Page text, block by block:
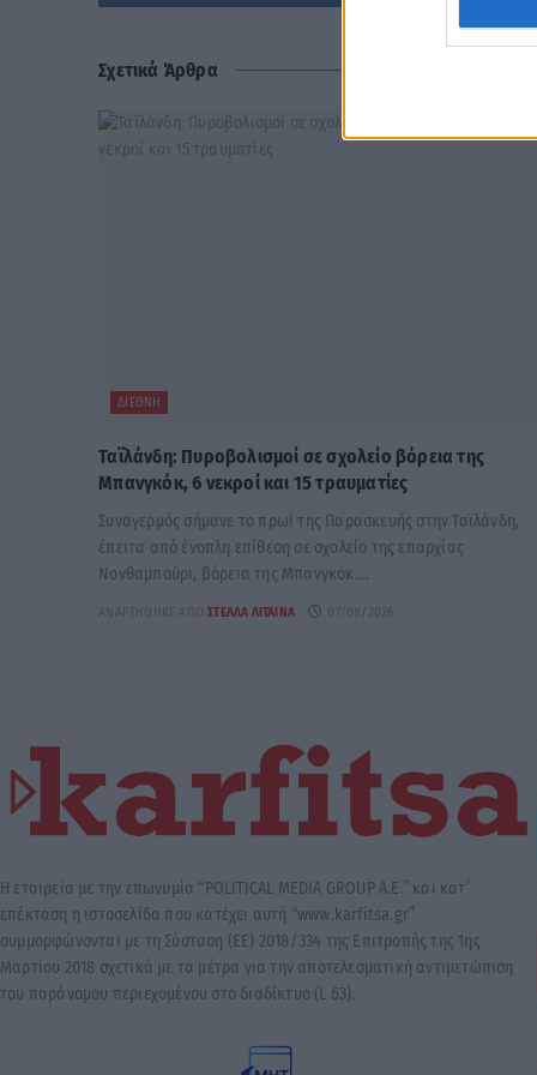
Σχετικά Άρθρα
ΔΙΕΘΝΉ
Ταϊλάνδη: Πυροβολισμοί σε σχολείο βόρεια της
Μπανγκόκ, 6 νεκροί και 15 τραυματίες
Συναγερμός σήμανε το πρωί της Παρασκευής στην Ταϊλάνδη,
έπειτα από ένοπλη επίθεση σε σχολείο της επαρχίας
Νονθαμπούρι, βόρεια της Μπανγκόκ....
ΑΝΑΡΤΉΘΗΚΕ ΑΠΌ ΣΤΈΛΛΑ ΛΊΤΑΙΝΑ 07/08/2026
Η εταιρεία με την επωνυμία “POLITICAL MEDIA GROUP A.E.” και κατ’
επέκταση η ιστοσελίδα που κατέχει αυτή “www.karfitsa.gr”
συμμορφώνονται με τη Σύσταση (ΕΕ) 2018/334 της Επιτροπής της 1ης
Μαρτίου 2018 σχετικά με τα μέτρα για την αποτελεσματική αντιμετώπιση
του παράνομου περιεχομένου στο διαδίκτυο (L 63).